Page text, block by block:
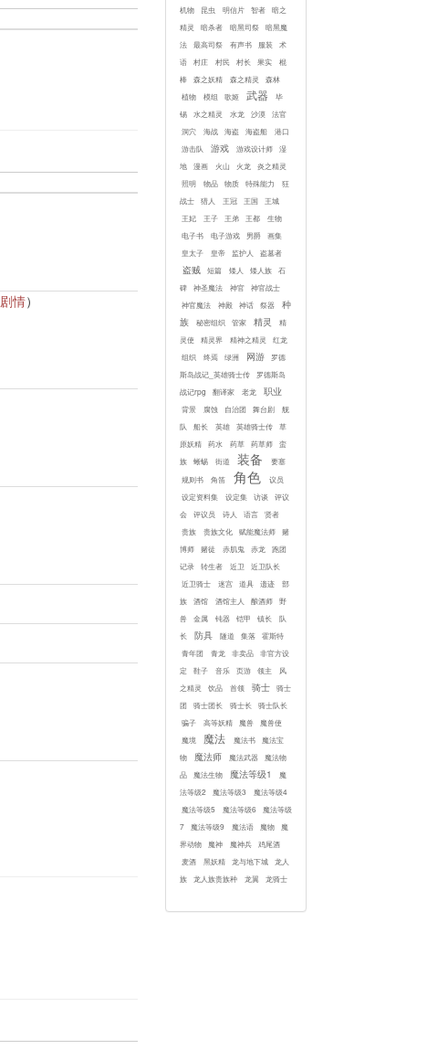
剧情）
机物
昆虫 明信片 智者
暗之
精灵
暗杀者 暗黑司祭
暗黑魔
法
最高司祭 有声书 服装
术
语
村庄 村民 村长 果实
棍
棒
森之妖精 森之精灵
森林
植物
模组 歌姬 武器
毕
锡
水之精灵 水龙 沙漠
法官
洞穴
海战 海盗 海盗船
港口
游击队
游戏 游戏设计师
湿
地
漫画 火山 火龙
炎之精灵
照明
物品 物质 特殊能力
狂
战士
猎人 王冠 王国
王城
王妃
王子 王弟 王都
生物
电子书
电子游戏 男爵
画集
皇太子
皇帝 监护人 盗墓者
盗贼 短篇 矮人 矮人族
石
碑
神圣魔法 神官
神官战士
神官魔法
神殿 神话 祭器
种
族
秘密组织 管家 精灵
精
灵使
精灵界 精神之精灵
红龙
组织
终焉 绿洲 网游
罗德
斯岛战记_英雄骑士传
罗德斯岛
战记rpg
翻译家 老龙 职业
背景 腐蚀 自治团 舞台剧
舰
队
船长 英雄 英雄骑士传
草
原妖精
药水 药草 药草师
蛮
族
蜥蜴 街道 装备
要塞
规则书
角笛 角色
议员
设定资料集
设定集 访谈
评议
会
评议员 诗人 语言
贤者
贵族
贵族文化 赋能魔法师
赌
博师
赌徒 赤肌鬼 赤龙
跑团
记录
转生者 近卫
近卫队长
近卫骑士
迷宫 道具 遗迹
部
族
酒馆 酒馆主人 酿酒师
野
兽
金属 钝器 铠甲 镇长
队
长
防具 隧道 集落
霍斯特
青年团
青龙 非卖品
非官方设
定
鞋子 音乐 页游 领主
风
之精灵
饮品 首领 骑士
骑士
团
骑士团长 骑士长
骑士队长
骗子
高等妖精 魔兽
魔兽使
魔境
魔法 魔法书
魔法宝
物
魔法师 魔法武器
魔法物
品
魔法生物 魔法等级1
魔
法等级2
魔法等级3
魔法等级4
魔法等级5
魔法等级6
魔法等级
7
魔法等级9 魔法语 魔物
魔
界动物
魔神 魔神兵
鸡尾酒
麦酒
黑妖精 龙与地下城
龙人
族
龙人族贵族种 龙翼 龙骑士